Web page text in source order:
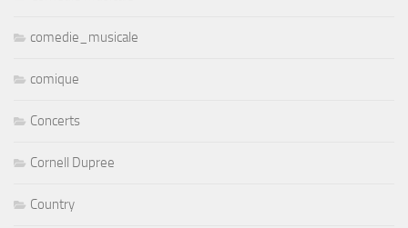
comedie_musicale
comique
Concerts
Cornell Dupree
Country